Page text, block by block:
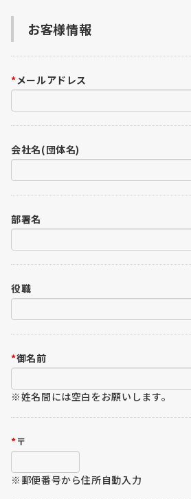
お客様情報
*メールアドレス
会社名(団体名)
部署名
役職
*御名前
※姓名間には空白をお願いします。
*〒
※郵便番号から住所自動入力